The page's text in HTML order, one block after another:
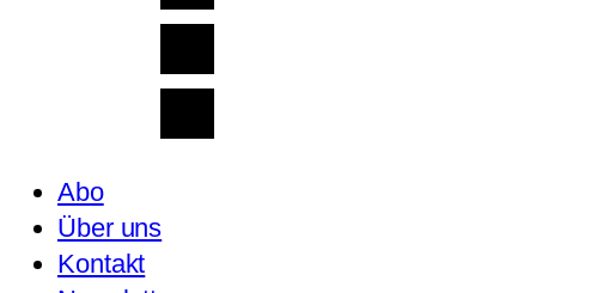
Abo
Über uns
Kontakt